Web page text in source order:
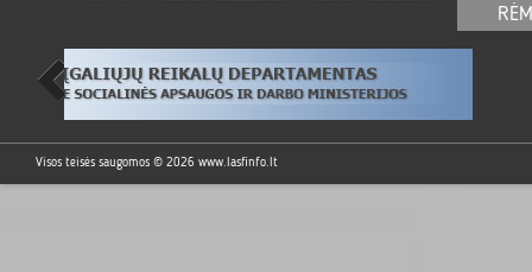
Visos teisės saugomos © 2026 www.lasfinfo.lt